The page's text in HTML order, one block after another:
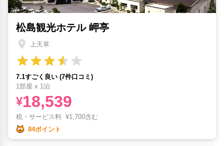
松島観光ホテル 岬亭
上天草
7.1すごく良い (7件口コミ)
1部屋 x 1泊
¥18,539
税・サービス料 ¥1,700含む
84ポイント